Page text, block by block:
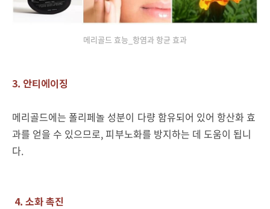
메리골드 효능_항염과 항균 효과
3. 안티에이징
메리골드에는 폴리페놀 성분이 다량 함유되어 있어 항산화 효
과를 얻을 수 있으므로, 피부노화를 방지하는 데 도움이 됩니
다.
4. 소화 촉진